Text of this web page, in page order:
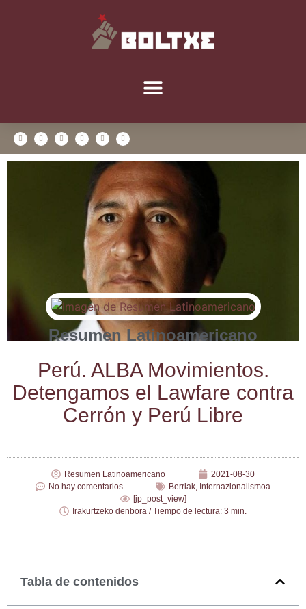
Resumen Latinoamericano
Perú. ALBA Movi­mien­tos.
Deten­ga­mos el Law­fa­re con­tra
Cerrón y Perú Libre
Resumen Latinoamericano
2021-08-30
No hay comentarios
Berriak Internazionalismoa
[jp_post_view]
Irakurtzeko denbora / Tiempo de lectura: 3 min.
Tabla de contenidos